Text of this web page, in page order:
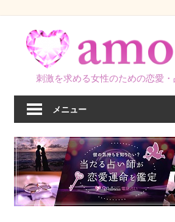
刺激を求める女性のための恋愛・
メニュー